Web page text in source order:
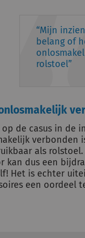
Mijn
belang of
rolstoel
op de casus in de
verbonden
als
kan dus een
Het is echter
een oordeel